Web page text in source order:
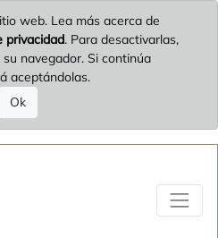
web. Lea más acerca de
privacidad. Para desactivarlas,
navegador. Si continúa
aceptándolas.
Ok